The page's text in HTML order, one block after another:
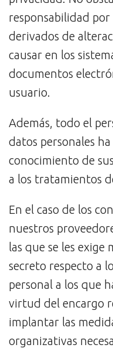
responsabilidad
derivados de
causar en los
documentos
usuario.
Además, todo el
datos personales
conocimiento de
a los tratamientos
En el caso de los
nuestros
las que se les exige
secreto respecto a
personal a los que
virtud del encargo
implantar las
organizativas